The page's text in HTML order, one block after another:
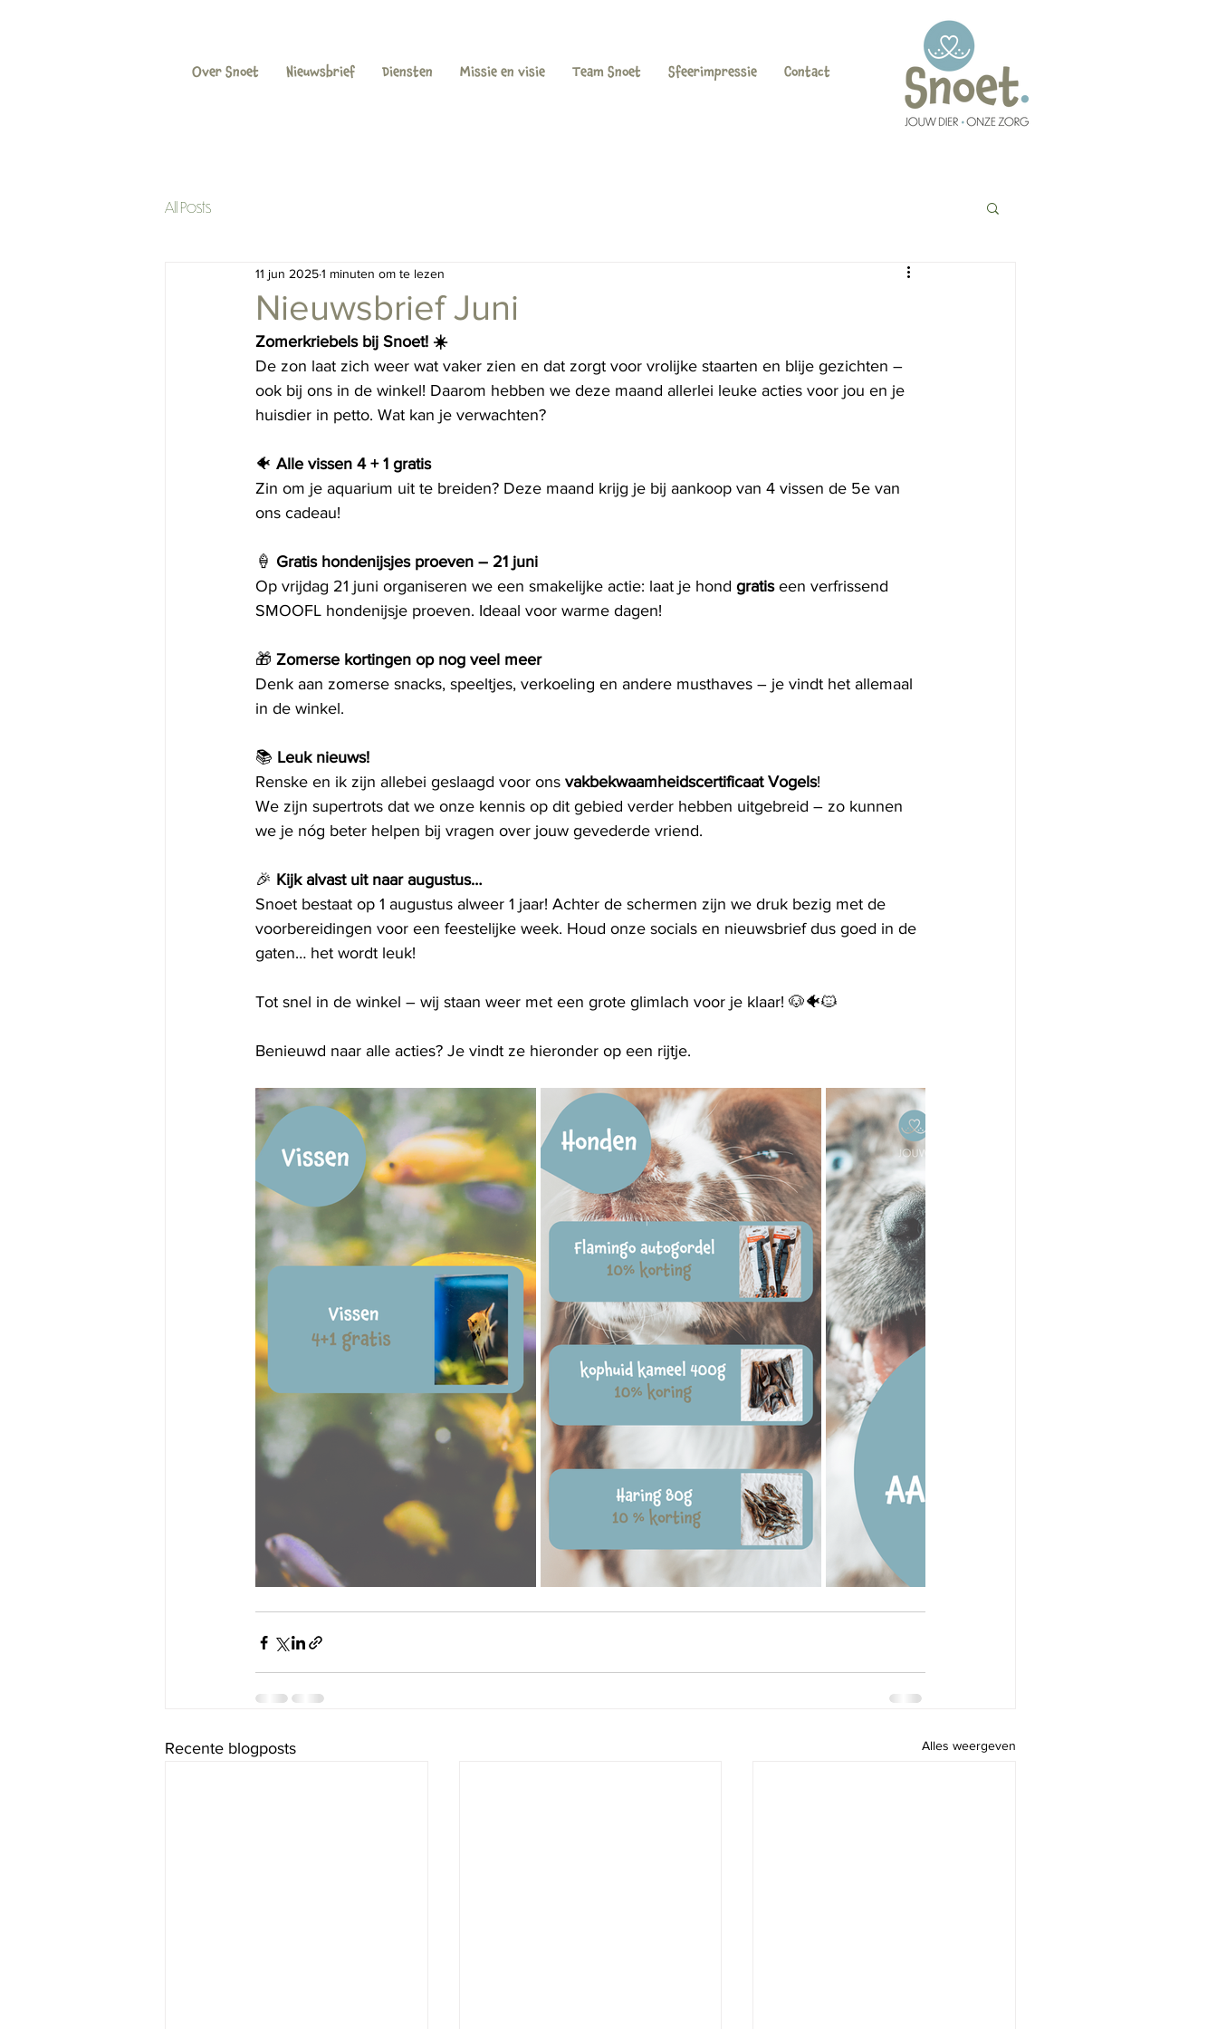
Over Snoet Nieuwsbrief Diensten Missie en visie Team Snoet Sfeerimpressie Contact
All Posts
Nieuwsbrief Juni
11 jun 20251 minuten om te lezen
Zomerkriebels bij Snoet! ☀️
De zon laat zich weer wat vaker zien en dat zorgt voor vrolijke staarten en blije gezichten –
ook bij ons in de winkel! Daarom hebben we deze maand allerlei leuke acties voor jou en je
huisdier in petto. Wat kan je verwachten?
🐠 Alle vissen 4 + 1 gratis
Zin om je aquarium uit te breiden? Deze maand krijg je bij aankoop van 4 vissen de 5e van
ons cadeau!
🍦 Gratis hondenijsjes proeven – 21 juni
Op vrijdag 21 juni organiseren we een smakelijke actie: laat je hond gratis een verfrissend
SMOOFL hondenijsje proeven. Ideaal voor warme dagen!
🎁 Zomerse kortingen op nog veel meer
Denk aan zomerse snacks, speeltjes, verkoeling en andere musthaves – je vindt het allemaal
in de winkel.
📚 Leuk nieuws!
Renske en ik zijn allebei geslaagd voor ons vakbekwaamheidscertificaat Vogels!
We zijn supertrots dat we onze kennis op dit gebied verder hebben uitgebreid – zo kunnen
we je nóg beter helpen bij vragen over jouw gevederde vriend.
🎉 Kijk alvast uit naar augustus…
Snoet bestaat op 1 augustus alweer 1 jaar! Achter de schermen zijn we druk bezig met de
voorbereidingen voor een feestelijke week. Houd onze socials en nieuwsbrief dus goed in de
gaten… het wordt leuk!
Tot snel in de winkel – wij staan weer met een grote glimlach voor je klaar! 🐶🐠🐱
Benieuwd naar alle acties? Je vindt ze hieronder op een rijtje.
Recente blogposts Alles weergeven